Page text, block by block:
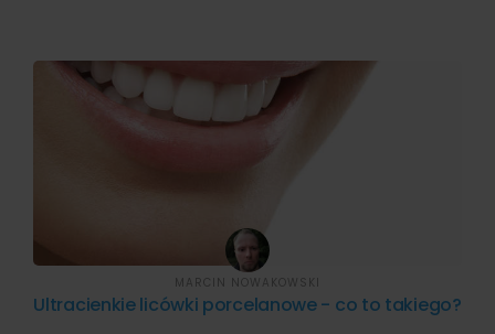
Ultracienkie licówki porcelanowe - co to takiego?
MARCIN NOWAKOWSKI